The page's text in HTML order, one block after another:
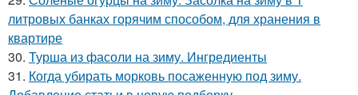
литровых банках горячим способом, для хранения в
квартире
30. Турша из фасоли на зиму. Ингредиенты
31. Когда убирать морковь посаженную под зиму.